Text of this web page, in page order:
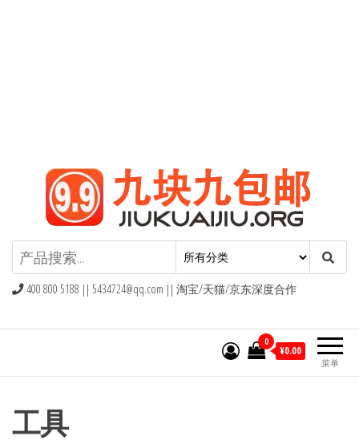
九块九包邮,9块9包邮,9.9元包邮,九
块九官网
400 800 5188 || 5434724@qq.com || 淘宝/天猫/京东深度合作
菜单
0
¥0.00
工具